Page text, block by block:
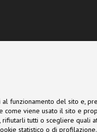
al funzionamento del sito e,
come viene usato il sito e
tutti o scegliere quali
statistico o di